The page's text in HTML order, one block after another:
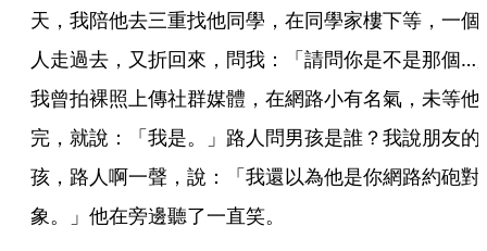
天，我陪他去三重找他同學，在同學家樓下等，一個
人走過去，又折回來，問我：「請問你是不是那個…
我曾拍裸照上傳社群媒體，在網路小有名氣，未等他
完，就說：「我是。」路人問男孩是誰？我說朋友的
孩，路人啊一聲，說：「我還以為他是你網路約砲對
象。」他在旁邊聽了一直笑。